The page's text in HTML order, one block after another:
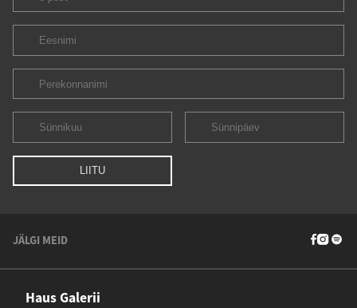
JÄLGI MEID
Haus Galerii